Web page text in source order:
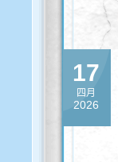
17
四月
2026